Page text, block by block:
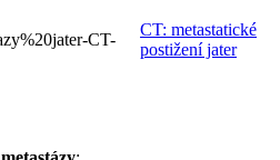
CT: metastatické
postižení jater